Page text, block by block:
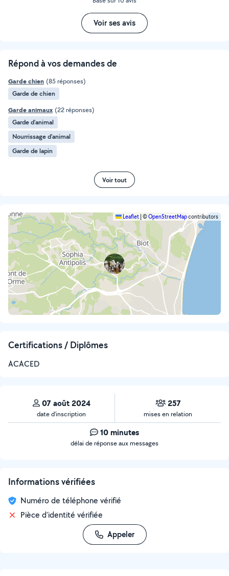
Voir ses avis
Répond à vos demandes de
Garde chien (85 réponses)
Garde de chien
Garde animaux (22 réponses)
Garde d’animal
Nourrissage d'animal
Garde de lapin
Voir tout
Leaflet ©OpenStreetMapcontributors
Certifications / Diplômes
ACACED
07 août 2024
date d’inscription
257
mises en relation
10 minutes
délai de réponse aux messages
Informations vérifiées
Numéro de téléphone vérifié
Pièce d'identité vérifiée
Appeler